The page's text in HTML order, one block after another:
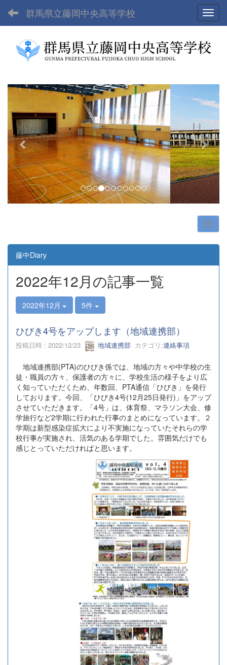
群馬県立藤岡中央高等学校
p
e
v
i
o
u
s
e
x
t
藤中Diary
2022年12月の記事一覧
2022年12月 5件
ひびき4号をアップします（地域連携部）
投稿日時 : 2022/12/23 地域連携部 カテゴリ:連絡事項
地域連携部(PTA)のひびき係では、地域の方々や中学校の生
徒・職員の方々、保護者の方々に、学校生活の様子をより広
く知っていただくため、年数回、PTA通信「ひびき」を発行
しております。今回、「ひびき4号(12月25日発行)」をアップ
させていただきます。「4号」は、体育祭、マラソン大会、修
学旅行など2学期に行われた行事のまとめになっています。２
学期は新型感染症拡大により不実施になっていたそれらの学
校行事が実施され、活気のある学期でした。雰囲気だけでも
感じとっていただければと思います。